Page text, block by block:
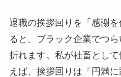
退職の挨拶回りを「感謝
ると、ブラック企業でつ
折れます。私が社畜とし
えば、挨拶回りは「円満